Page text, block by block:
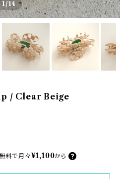
1/14
/ Clear Beige
料で月々¥1,100から